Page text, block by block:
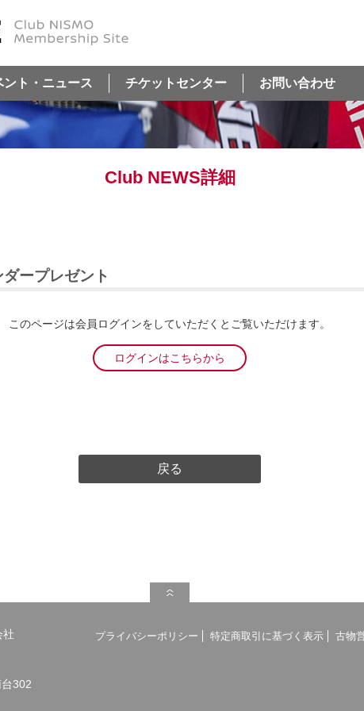
ント・ニュース チケットセンター お問い合わせ
Club NEWS詳細
ープレゼント
このページは会員ログインをしていただくとご覧いただけます。
ログインはこちらから
戻る
社
302
プライバシーポリシー 特定商取引に基づく表示 古物